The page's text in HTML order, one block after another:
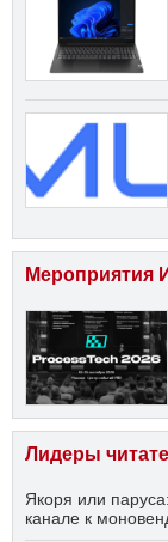
Мероприятия
Лидеры
Якоря или
канале к